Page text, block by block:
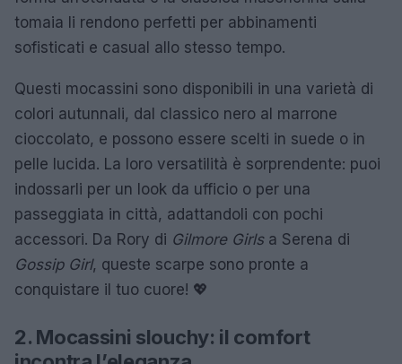
tomaia li rendono perfetti per abbinamenti
sofisticati e casual allo stesso tempo.
Questi mocassini sono disponibili in una varietà di
colori autunnali, dal classico nero al marrone
cioccolato, e possono essere scelti in suede o in
pelle lucida. La loro versatilità è sorprendente: puoi
indossarli per un look da ufficio o per una
passeggiata in città, adattandoli con pochi
accessori. Da Rory di Gilmore Girlsa Serena di
Gossip Girl, queste scarpe sono pronte a
conquistare il tuo cuore! 💖
2. Mocassini slouchy: il comfort